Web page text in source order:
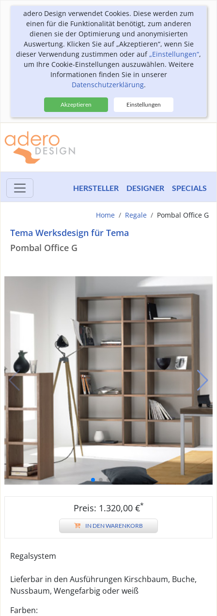
adero Design verwendet Cookies. Diese werden zum
einen für die Funktionalität benötigt, zum anderen
dienen sie der Optimierung und anonymisierten
Auswertung. Klicken Sie auf „Akzeptieren“, wenn Sie
dieser Verwendung zustimmen oder auf„Einstellungen“,
um Ihre Cookie-Einstellungen auszuwählen. Weitere
Informationen finden Sie in unserer
Datenschutzerklärung.
Akzeptieren Einstellungen
HERSTELLER DESIGNER SPECIALS
Home Regale Pombal Office G
Tema Werksdesign für Tema
Pombal Office G
Preis: 1.320,00 €*
IN DEN WARENKORB
Regalsystem
Lieferbar in den Ausführungen Kirschbaum, Buche,
Nussbaum, Wengefarbig oder weiß
Farben: